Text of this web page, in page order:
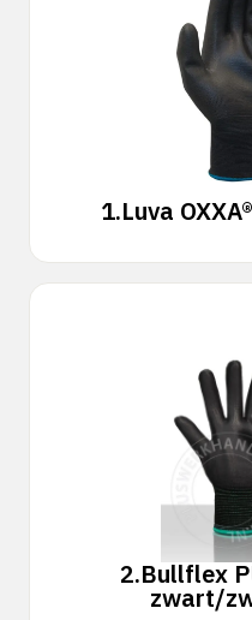
1.Luva
2.Bullflex
zwart/